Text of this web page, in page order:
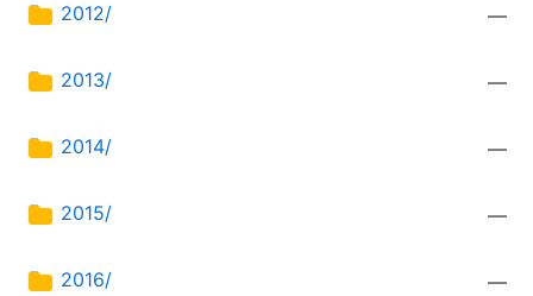
2012/ —
2013/ —
2014/ —
2015/ —
2016/ —